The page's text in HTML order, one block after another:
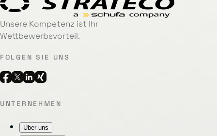
Unsere Kompetenz ist Ihr
Wettbewerbsvorteil.
FOLGEN SIE UNS
UNTERNEHMEN
Über uns